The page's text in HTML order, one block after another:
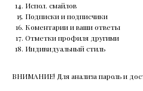
Испол. смайлов
Подписки и подписчики
Коментарии и ваши ответы
Отметки профиля другими
Индивидуальный стиль
ВНИМАНИЕ! Для анализа пароль и